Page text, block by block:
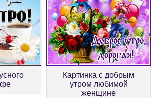
Картинка с добрым
утром любимой
женщине